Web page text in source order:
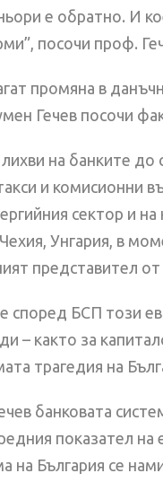
е обратно. И
посочи проф.
промяна в
Гечев посочи
на банките до
и комисионни
сектор и
Унгария, в
представител
според БСП този
– както за
трагедия на
банковата
показател
на България се